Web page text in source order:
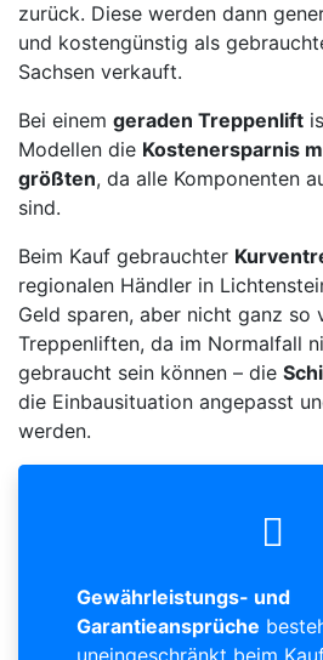
zurück. Diese werden dann
und kostengünstig als
Sachsen verkauft.
Bei einem geraden Treppenlift
Modellen die Kostenersparnis
größten, da alle Komponenten
sind.
Beim Kauf gebrauchter
regionalen Händler in
Geld sparen, aber nicht ganz so
Treppenliften, da im Normalfall
gebraucht sein können – die
die Einbausituation angepasst
werden.
Gewährleistungs- und
Garantieansprüche